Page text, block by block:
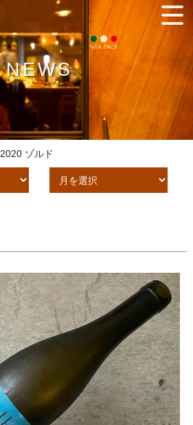
の技を駆使した料理と相性バッチリの
ださい。
NEWS
ゾルド